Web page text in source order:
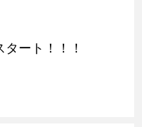
ート！！！